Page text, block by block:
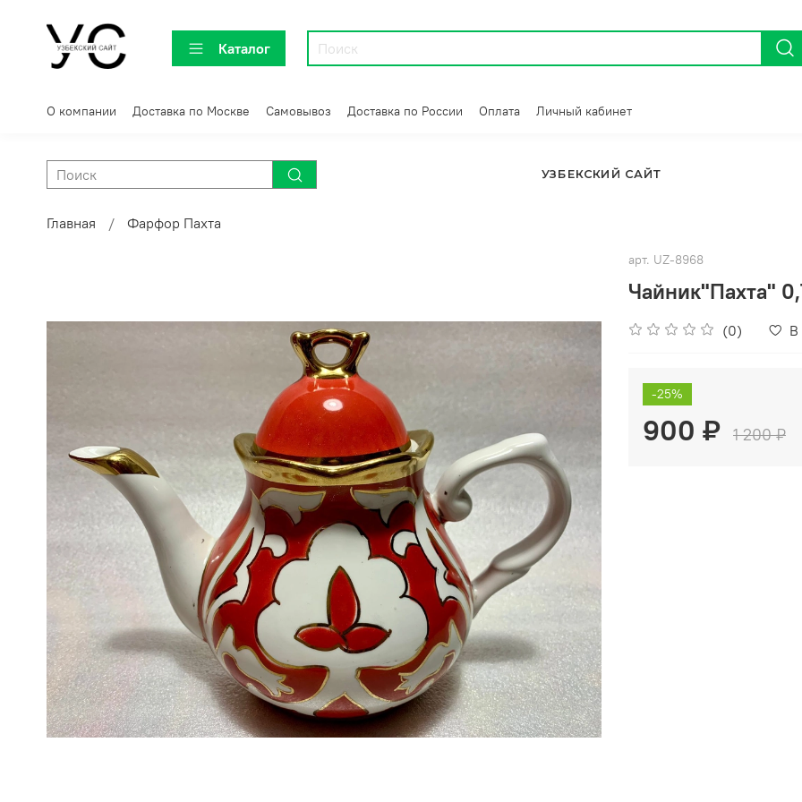
Каталог
О компании Доставка по Москве Самовывоз Доставка по России Оплата Личный кабинет
УЗБЕКСКИЙ САЙТ
Главная Фарфор Пахта
арт. UZ-8968
Чайник"Пахта"
(0) В
-25%
900 ₽ 1 200 ₽